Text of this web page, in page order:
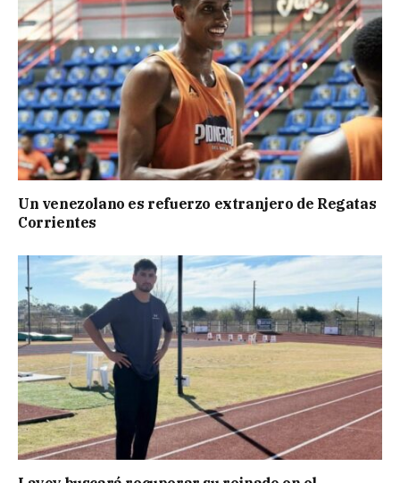
Un venezolano es refuerzo extranjero de Regatas
Corrientes